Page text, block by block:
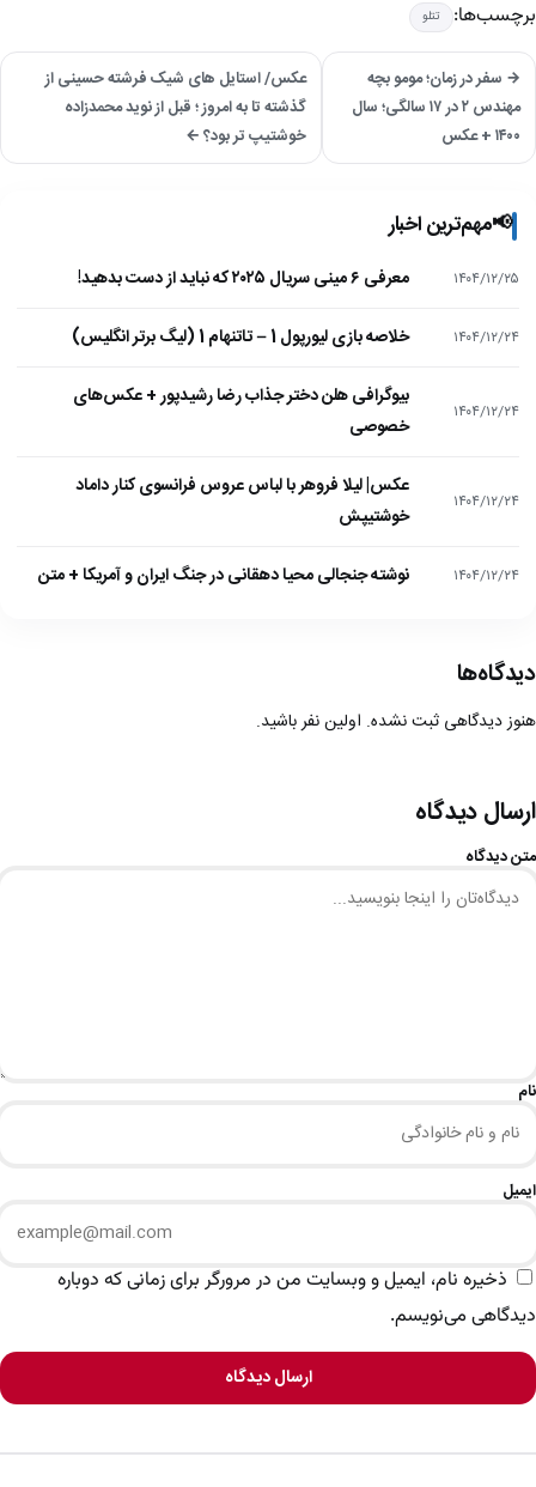
برچسب‌ها: تتلو
→ سفر در زمان؛ مومو بچه
مهندس ۲ در ۱۷ سالگی؛ سال
۱۴۰۰ + عکس
عکس/ استایل های شیک فرشته حسینی از
گذشته تا به امروز ؛ قبل از نوید محمدزاده
خوشتیپ تر بود؟ ←
📢مهم‌ترین اخبار
۱۴۰۴/۱۲/۲۵ معرفی ۶ مینی سریال ۲۰۲۵ که نباید از دست بدهید!
۱۴۰۴/۱۲/۲۴ خلاصه بازی لیورپول 1 – تاتنهام 1 (لیگ برتر انگلیس)
۱۴۰۴/۱۲/۲۴
بیوگرافی هلن دختر جذاب رضا رشیدپور + عکس‌های
خصوصی
۱۴۰۴/۱۲/۲۴
عکس| لیلا فروهر با لباس عروس فرانسوی کنار داماد
خوشتیپش
۱۴۰۴/۱۲/۲۴ نوشته جنجالی محیا دهقانی در جنگ ایران و آمریکا + متن
دیدگاه‌ها
هنوز دیدگاهی ثبت نشده. اولین نفر باشید.
ارسال دیدگاه
متن دیدگاه
نام
ایمیل
ذخیره نام، ایمیل و وبسایت من در مرورگر برای زمانی که دوباره
دیدگاهی می‌نویسم.
ارسال دیدگاه